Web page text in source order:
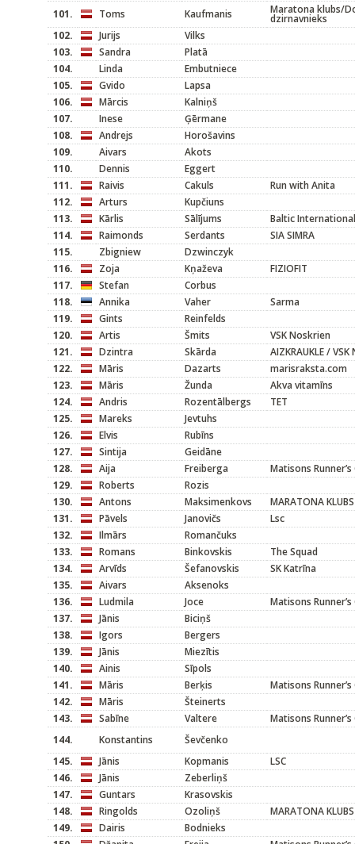
101.
Toms Kaufmanis Maratona klubs/
dzirnavnieks
102.
Jurijs
Vilks
103.
Sandra
Platā
104.
Linda
Embutniece
105.
Gvido
Lapsa
106.
Mārcis
Kalniņš
107.
Inese
Ģērmane
108.
Andrejs
Horošavins
109.
Aivars
Akots
110.
Dennis
Eggert
111.
Raivis Cakuls
Run with Anita
112.
Arturs
Kupčiuns
113.
Kārlis Sālījums
Baltic
114.
Raimonds Serdants
SIA SIMRA
115.
Zbigniew
Dzwinczyk
116.
Zoja Kņaževa
FIZIOFIT
117.
Stefan
Corbus
118.
Annika Vaher
Sarma
119.
Gints
Reinfelds
120.
Artis Šmits
VSK Noskrien
121.
Dzintra Skārda
AIZKRAUKLE /
122.
Māris Dazarts
marisraksta.com
123.
Māris Žunda
Akva vitamīns
124.
Andris Rozentālbergs
TET
125.
Mareks
Jevtuhs
126.
Elvis
Rubīns
127.
Sintija
Geidāne
128.
Aija Freiberga
Matisons Runner’s
129.
Roberts
Rozis
130.
Antons Maksimenkovs
MARATONA KLUBS
131.
Pāvels Janovičs
Lsc
132.
Ilmārs
Romančuks
133.
Romans Binkovskis
The Squad
134.
Arvīds Šefanovskis
SK Katrīna
135.
Aivars
Aksenoks
136.
Ludmila Joce
Matisons Runner’s
137.
Jānis
Biciņš
138.
Igors
Bergers
139.
Jānis
Miezītis
140.
Ainis
Sīpols
141.
Māris Berķis
Matisons Runner’s
142.
Māris
Šteinerts
143.
Sabīne Valtere
Matisons Runner’s
144.
Konstantins
Ševčenko
145.
Jānis Kopmanis
LSC
146.
Jānis
Zeberliņš
147.
Guntars
Krasovskis
148.
Ringolds Ozoliņš
MARATONA KLUBS
149.
Dairis
Bodnieks